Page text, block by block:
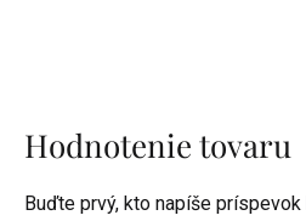
Hodnotenie tovaru
Buďte prvý, kto napíše